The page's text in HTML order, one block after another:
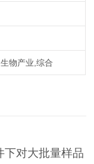
物产业,综合
下对大批量样品